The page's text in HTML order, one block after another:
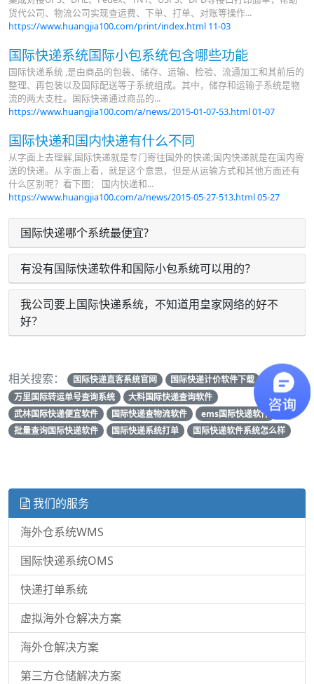
货代公司、物流公司实现查运费、下单、打单、对账等操作...
https://www.huangjia100.com/print/index.html 11-03
国际快递系统国际小包系统包含哪些功能
国际快递系统 ,是由商品的包装、储存、运输、检验、流通加工和其前后的
整理、再包装以及国际配送等子系统组成。其中，储存和运输子系统是物
流的两大支柱。国际快递通过商品的...
https://www.huangjia100.com/a/news/2015-01-07-53.html01-07
国际快递和国内快递有什么不同
从字面上去理解,国际快递就是专门寄往国外的快递;国内快递就是在国内寄
送的快递。从字面上看，就是这个意思，但是从运输方式和其他方面还有
什么区别呢？看下图： 国内快递和...
https://www.huangjia100.com/a/news/2015-05-27-513.html05-27
国际快递哪个系统最便宜?
有没有国际快递软件和国际小包系统可以用的？
我公司要上国际快递系统，不知道用皇家网络的好不
好？
相关搜索： 国际快递直客系统官网
国际快递计价软件下载
万里国际转运单号查询系统
大料国际快递查询软件
武林国际快递便宜软件
国际快递查物流软件
ems国际快递软件
批量查询国际快递软件
国际快递系统打单 国际快递软件系统怎么样
我们的服务
海外仓系统WMS
国际快递系统OMS
快递打单系统
虚拟海外仓解决方案
海外仓解决方案
第三方仓储解决方案